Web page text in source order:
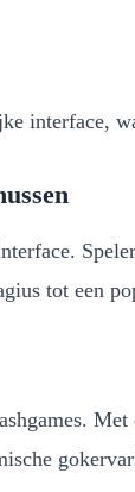
interface,
tot een